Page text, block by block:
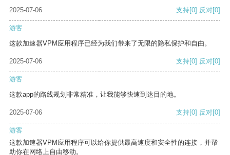
2025-07-06
支持[0] 反对[0]
游客
这款加速器VPM应用程序已经为我们带来了无限的隐私保护和自由。
2025-07-06 支持[0] 反对[0]
游客
这款app的路线规划非常精准，让我能够快速到达目的地。
2025-07-06 支持[0] 反对[0]
游客
这款加速器VPM应用程序可以给你提供最高速度和安全性的连接，并帮
助你在网络上自由移动。